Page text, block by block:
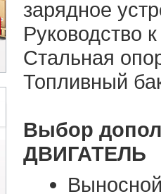
зарядное
Руководство
Стальная
Топливный
Выбор
ДВИГАТЕЛЬ